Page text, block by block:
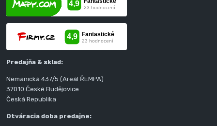
Predajňa & sklad:
Nemanická 437/5 (Areál ŘEMPA)
37010 České Budějovice
Česká Republika
Otváracia doba predajne: